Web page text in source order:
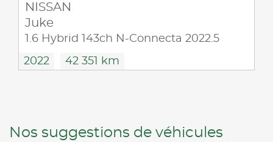
NISSAN
Juke
1.6 Hybrid 143ch N-Connecta 2022.5
2022 42 351 km
Nos suggestions de véhicules